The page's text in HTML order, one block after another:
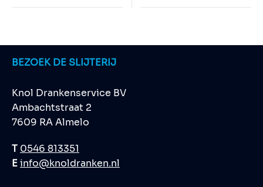
BEZOEK DE SLIJTERIJ
Knol Drankenservice BV
Ambachtstraat 2
7609 RA Almelo
T 0546 813351
Einfo@knoldranken.nl